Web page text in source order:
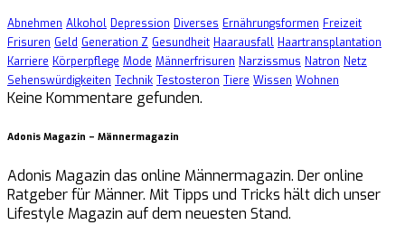
Abnehmen Alkohol Depression Diverses Ernährungsformen Freizeit
Frisuren Geld Generation Z Gesundheit Haarausfall Haartransplantation
Karriere Körperpflege Mode Männerfrisuren Narzissmus Natron Netz
Sehenswürdigkeiten Technik Testosteron Tiere Wissen Wohnen
Keine Kommentare gefunden.
Adonis Magazin – Männermagazin
Adonis Magazin das online Männermagazin. Der online
Ratgeber für Männer. Mit Tipps und Tricks hält dich unser
Lifestyle Magazin auf dem neuesten Stand.